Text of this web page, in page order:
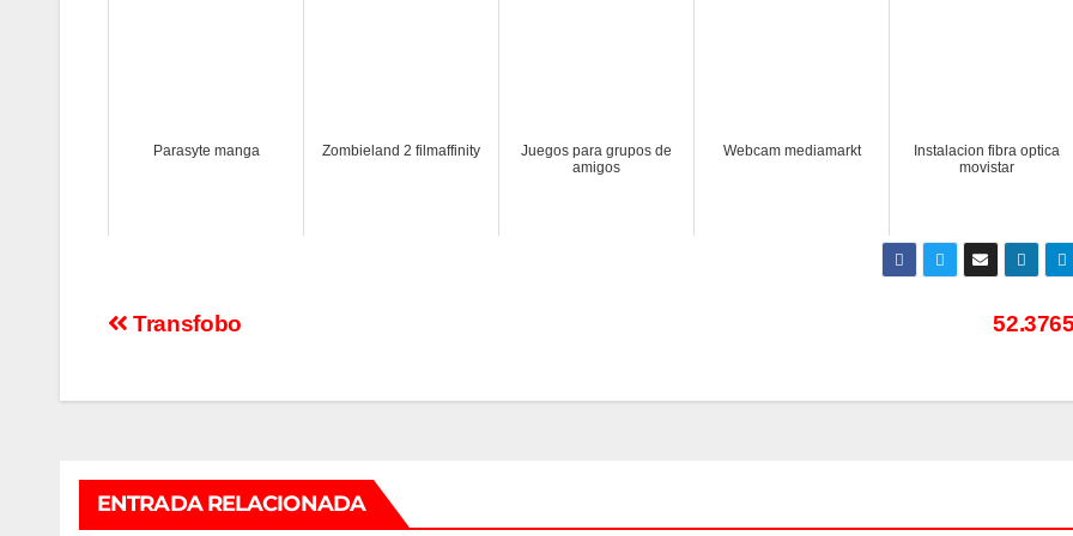
Parasyte manga Zombieland 2 filmaffinity
Juegos para grupos de
amigos
Webcam mediamarkt
Instalacion fibra optica
movistar
Navegación
Transfobo
ENTRADA RELACIONADA